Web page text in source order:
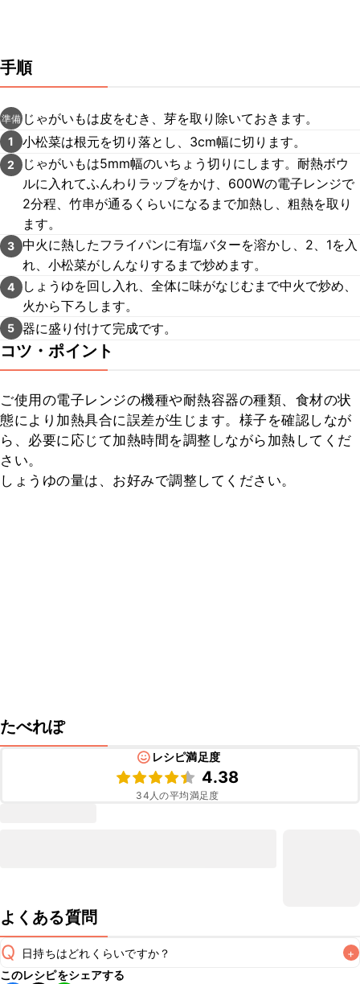
手順
準備 じゃがいもは皮をむき、芽を取り除いておきます。
1 小松菜は根元を切り落とし、3cm幅に切ります。
2
じゃがいもは5mm幅のいちょう切りにします。耐熱ボウ
ルに入れてふんわりラップをかけ、600Wの電子レンジで
2分程、竹串が通るくらいになるまで加熱し、粗熱を取り
ます。
3 中火に熱したフライパンに有塩バターを溶かし、2、1を入
れ、小松菜がしんなりするまで炒めます。
4
しょうゆを回し入れ、全体に味がなじむまで中火で炒め、
火から下ろします。
5 器に盛り付けて完成です。
コツ・ポイント
ご使用の電子レンジの機種や耐熱容器の種類、食材の状
態により加熱具合に誤差が生じます。様子を確認しなが
ら、必要に応じて加熱時間を調整しながら加熱してくだ
さい。
しょうゆの量は、お好みで調整してください。
たべれぽ
レシピ満足度
4.38
34 人の平均満足度
よくある質問
Q 日持ちはどれくらいですか？ +
このレシピをシェアする